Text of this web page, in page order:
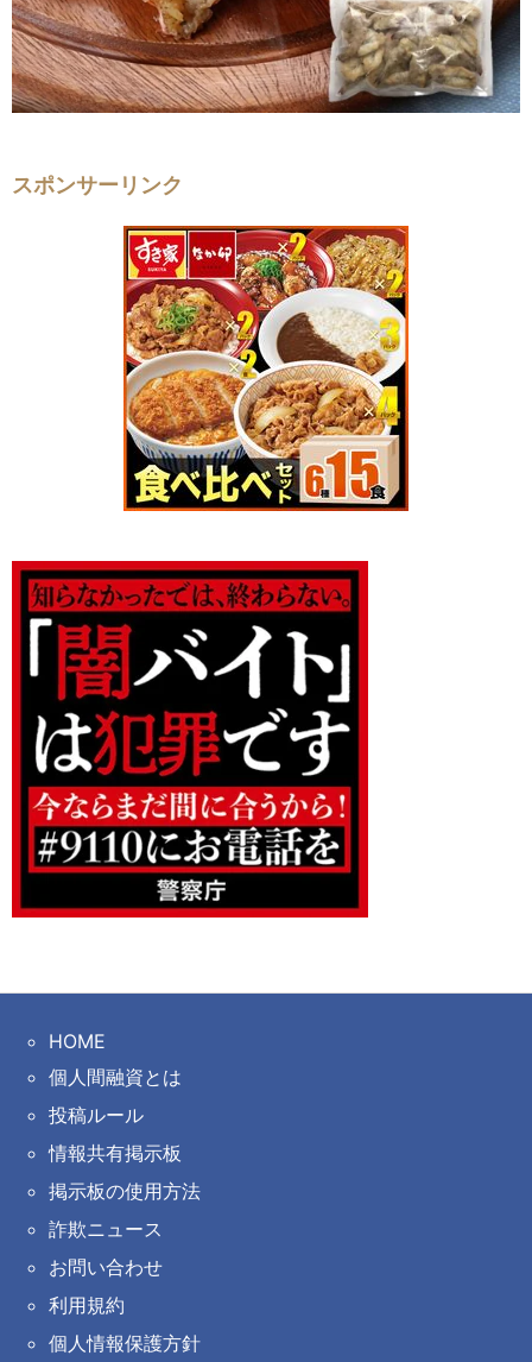
スポンサーリンク
HOME
個人間融資とは
投稿ルール
情報共有掲示板
掲示板の使用方法
詐欺ニュース
お問い合わせ
利用規約
個人情報保護方針